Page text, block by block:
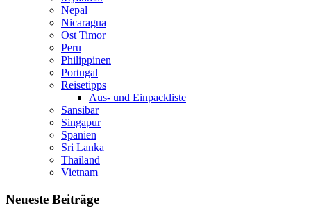
Nepal
Nicaragua
Ost Timor
Peru
Philippinen
Portugal
Reisetipps
Aus- und Einpackliste
Sansibar
Singapur
Spanien
Sri Lanka
Thailand
Vietnam
Neueste Beiträge